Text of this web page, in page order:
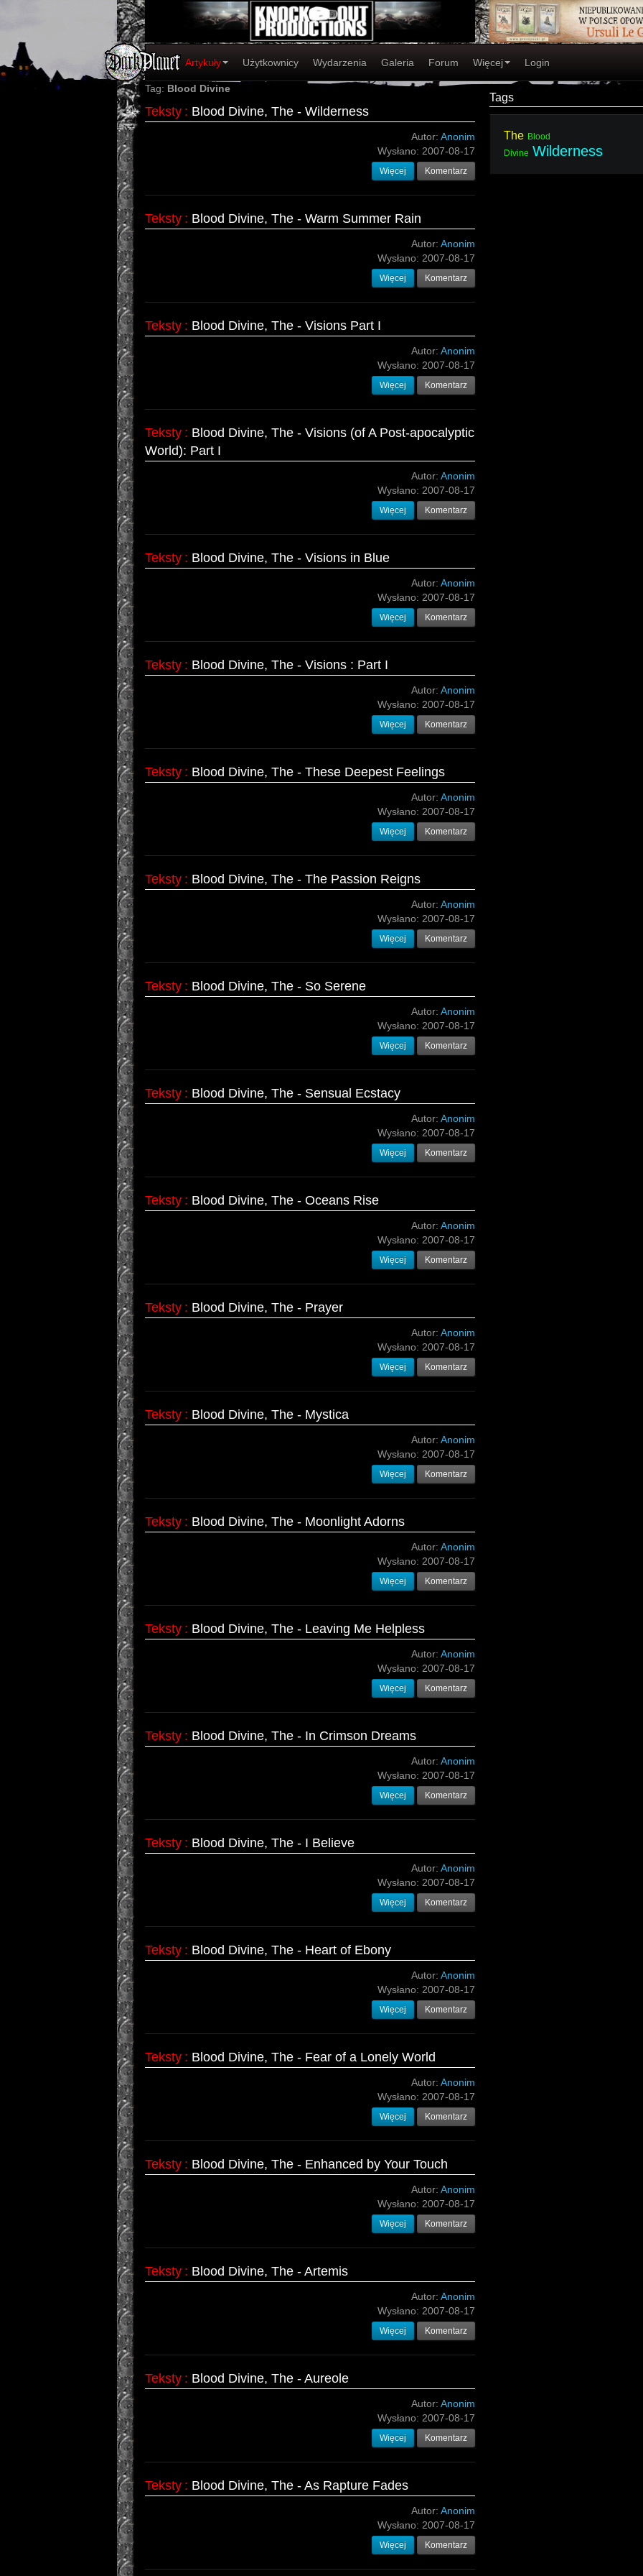
Artykuły Użytkownicy Wydarzenia Galeria Forum Więcej Login
Tag: Blood Divine
Teksty : Blood Divine, The - Wilderness
Autor: Anonim
Wysłano: 2007-08-17
Więcej Komentarz
Teksty : Blood Divine, The - Warm Summer Rain
Autor: Anonim
Wysłano: 2007-08-17
Więcej Komentarz
Teksty : Blood Divine, The - Visions Part I
Autor: Anonim
Wysłano: 2007-08-17
Więcej Komentarz
Teksty : Blood Divine, The - Visions (of A Post-apocalyptic
World): Part I
Autor: Anonim
Wysłano: 2007-08-17
Więcej Komentarz
Teksty : Blood Divine, The - Visions in Blue
Autor: Anonim
Wysłano: 2007-08-17
Więcej Komentarz
Teksty : Blood Divine, The - Visions : Part I
Autor: Anonim
Wysłano: 2007-08-17
Więcej Komentarz
Teksty : Blood Divine, The - These Deepest Feelings
Autor: Anonim
Wysłano: 2007-08-17
Więcej Komentarz
Teksty : Blood Divine, The - The Passion Reigns
Autor: Anonim
Wysłano: 2007-08-17
Więcej Komentarz
Teksty : Blood Divine, The - So Serene
Autor: Anonim
Wysłano: 2007-08-17
Więcej Komentarz
Teksty : Blood Divine, The - Sensual Ecstacy
Autor: Anonim
Wysłano: 2007-08-17
Więcej Komentarz
Teksty : Blood Divine, The - Oceans Rise
Autor: Anonim
Wysłano: 2007-08-17
Więcej Komentarz
Teksty : Blood Divine, The - Prayer
Autor: Anonim
Wysłano: 2007-08-17
Więcej Komentarz
Teksty : Blood Divine, The - Mystica
Autor: Anonim
Wysłano: 2007-08-17
Więcej Komentarz
Teksty : Blood Divine, The - Moonlight Adorns
Autor: Anonim
Wysłano: 2007-08-17
Więcej Komentarz
Teksty : Blood Divine, The - Leaving Me Helpless
Autor: Anonim
Wysłano: 2007-08-17
Więcej Komentarz
Teksty : Blood Divine, The - In Crimson Dreams
Autor: Anonim
Wysłano: 2007-08-17
Więcej Komentarz
Teksty : Blood Divine, The - I Believe
Autor: Anonim
Wysłano: 2007-08-17
Więcej Komentarz
Teksty : Blood Divine, The - Heart of Ebony
Autor: Anonim
Wysłano: 2007-08-17
Więcej Komentarz
Teksty : Blood Divine, The - Fear of a Lonely World
Autor: Anonim
Wysłano: 2007-08-17
Więcej Komentarz
Teksty : Blood Divine, The - Enhanced by Your Touch
Autor: Anonim
Wysłano: 2007-08-17
Więcej Komentarz
Teksty : Blood Divine, The - Artemis
Autor: Anonim
Wysłano: 2007-08-17
Więcej Komentarz
Teksty : Blood Divine, The - Aureole
Autor: Anonim
Wysłano: 2007-08-17
Więcej Komentarz
Teksty : Blood Divine, The - As Rapture Fades
Autor: Anonim
Wysłano: 2007-08-17
Więcej Komentarz
Tags
The Blood
Divine Wilderness